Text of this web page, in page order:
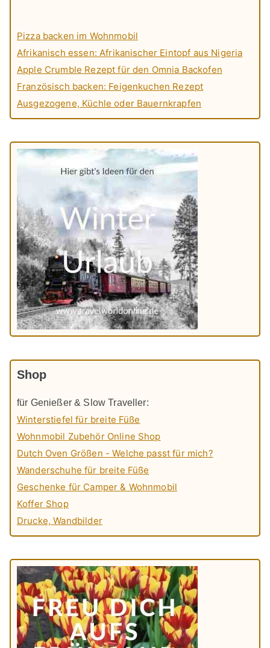
Pizza backen im Wohnmobil
Afrikanisch essen: Afrikanischer Eintopf aus Nigeria
Apple Crumble Rezept für den Omnia Backofen
Französisch backen: Feigenkuchen Rezept
Ausgezogene, Küchle oder Bauernkrapfen
Shop
für Genießer & Slow Traveller:
Winterstiefel für breite Füße
Wohnmobil Zubehör Online Shop
Dutch Oven Größen - Welche passt für mich?
Wanderschuhe für breite Füße
Geschenke für Camper & Wohnmobil
Koffer Shop
Drucke, Wandbilder